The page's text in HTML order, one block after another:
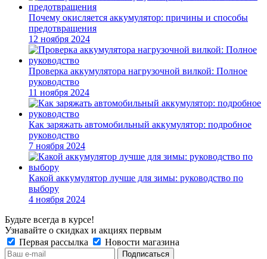
Почему окисляется аккумулятор: причины и способы
предотвращения
12 ноября 2024
Проверка аккумулятора нагрузочной вилкой: Полное
руководство
11 ноября 2024
Как заряжать автомобильный аккумулятор: подробное
руководство
7 ноября 2024
Какой аккумулятор лучше для зимы: руководство по
выбору
4 ноября 2024
Будьте всегда в курсе!
Узнавайте о скидках и акциях первым
Первая рассылка
Новости магазина